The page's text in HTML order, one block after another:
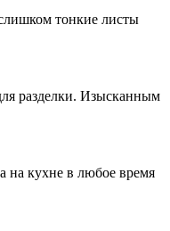
тонкие листы
разделки. Изысканным
на кухне в любое время